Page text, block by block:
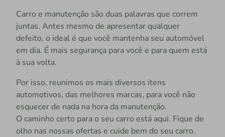
Carro e manutenção são duas palavras que correm
juntas. Antes mesmo de apresentar qualquer
defeito, o ideal é que você mantenha seu automóvel
em dia. É mais segurança para você e para quem está
à sua volta.
Por isso, reunimos os mais diversos itens
automotivos, das melhores marcas, para você não
esquecer de nada na hora da manutenção.
O caminho certo para o seu carro está aqui. Fique de
olho nas nossas ofertas e cuide bem do seu carro.